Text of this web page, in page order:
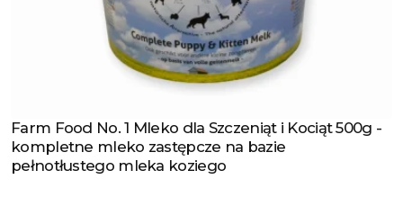
Zobacz produkt
Farm Food No. 1 Mleko dla Szczeniąt i Kociąt 500g -
kompletne mleko zastępcze na bazie
pełnotłustego mleka koziego